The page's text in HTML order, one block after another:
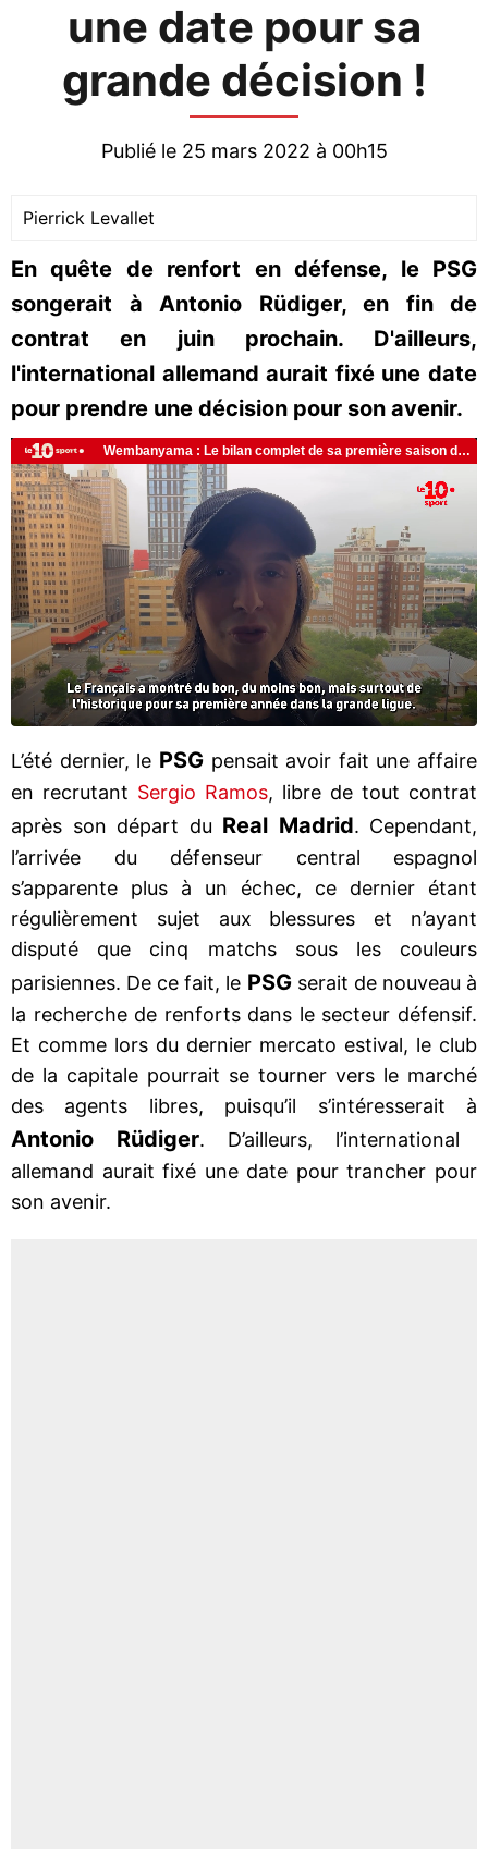
une date pour sa
grande décision !
Publié le 25 mars 2022 à 00h15
Pierrick Levallet
En quête de renfort en défense, le PSG
songerait à Antonio Rüdiger, en fin de
contrat en juin prochain. D'ailleurs,
l'international allemand aurait fixé une date
pour prendre une décision pour son avenir.
L’été dernier, le PSGpensait avoir fait une affaire
en recrutant Sergio Ramos, libre de tout contrat
après son départ du Real Madrid. Cependant,
l’arrivée du défenseur central espagnol
s’apparente plus à un échec, ce dernier étant
régulièrement sujet aux blessures et n’ayant
disputé que cinq matchs sous les couleurs
parisiennes. De ce fait, le PSGserait de nouveau à
la recherche de renforts dans le secteur défensif.
Et comme lors du dernier mercato estival, le club
de la capitale pourrait se tourner vers le marché
des agents libres, puisqu’il s’intéresserait à
Antonio Rüdiger. D’ailleurs, l’international
allemand aurait fixé une date pour trancher pour
son avenir.